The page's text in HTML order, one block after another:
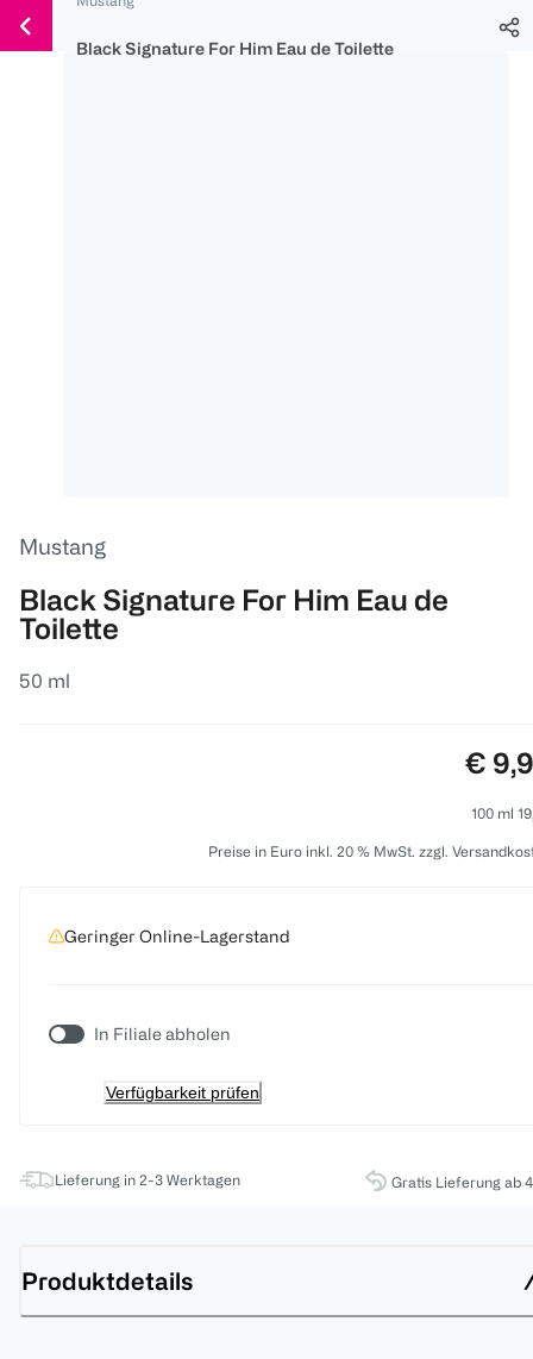
150 Ös
300 Ös
500 Ös
Weiter
zum
Black Signature For Him Eau de Toilette
Mustang
Black Signature For Him Eau de
Toilette
50 ml
€
100 ml
Preise in Euro inkl. 20 % MwSt. zzgl.
Geringer Online-Lagerstand
In Filiale abholen
Verfügbarkeit prüfen
Lieferung in 2-3 Werktagen Gratis Lieferung ab
Produktdetails